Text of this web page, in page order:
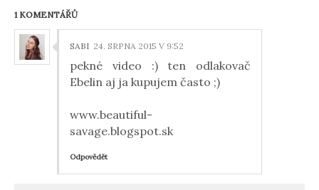
1 KOMENTÁŘŮ
SABI 24. SRPNA 2015 V 9:52
pekné video :) ten odlakovač
Ebelin aj ja kupujem často ;)
www.beautiful-
savage.blogspot.sk
Odpovědět